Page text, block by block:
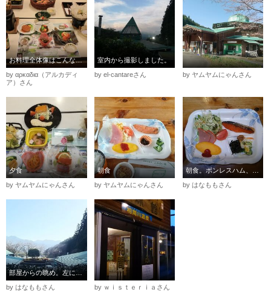
お料理全体像はこんなです
by αρκαδια（アルカディ
ア）さん
室内から撮影しました。
by el-cantareさん
by ヤムヤムにゃんさん
夕食
by ヤムヤムにゃんさん
朝食
by ヤムヤムにゃんさん
by はなももさん
部屋からの眺め。左に本館、右に浴室棟。奥に山々。
by はなももさん
by ｗｉｓｔｅｒｉａさん